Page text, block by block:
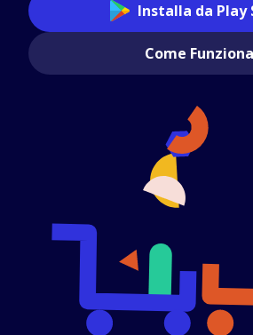
Installa da Play
Come Funziona